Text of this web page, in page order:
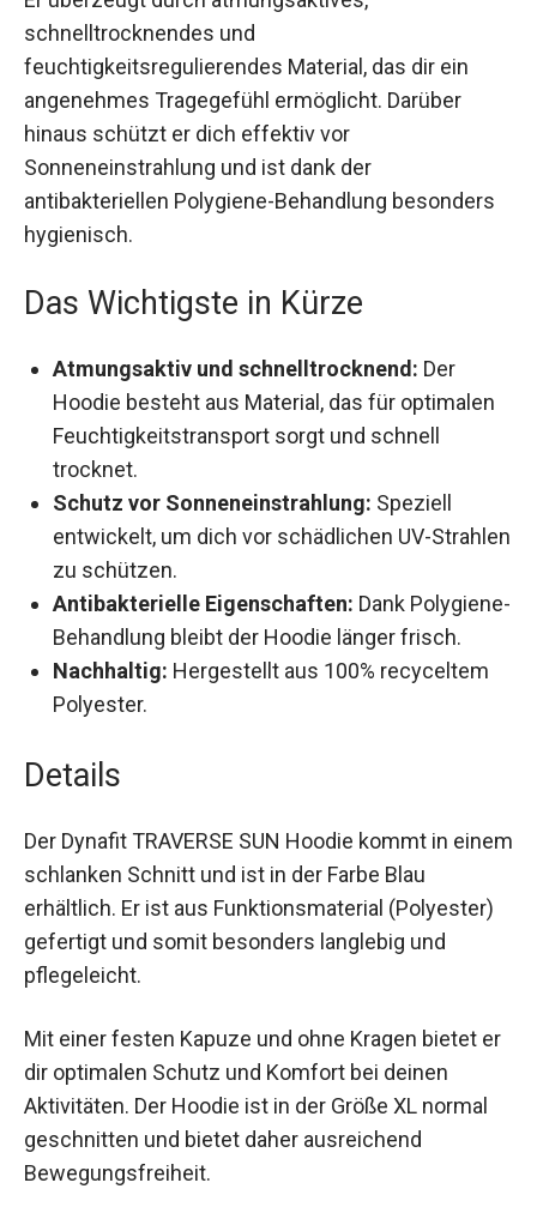
schnelltrocknendes und
feuchtigkeitsregulierendes Material, das dir ein
angenehmes Tragegefühl ermöglicht. Darüber
hinaus schützt er dich effektiv vor
Sonneneinstrahlung und ist dank der
antibakteriellen Polygiene-Behandlung besonders
hygienisch.
Das Wichtigste in Kürze
Hoodie besteht aus Material, das für optimalen
Feuchtigkeitstransport sorgt und schnell
trocknet.
Schutz vor Sonneneinstrahlung:
entwickelt, um dich vor schädlichen UV-
Strahlen zu schützen.
Antibakterielle Eigenschaften:
Polygiene-Behandlung bleibt der Hoodie
länger frisch.
Nachhaltig: Hergestellt aus 100% recyceltem
Polyester.
Details
Der Dynafit TRAVERSE SUN Hoodie kommt in
einem schlanken Schnitt und ist in der Farbe Blau
erhältlich. Er ist aus Funktionsmaterial (Polyester)
gefertigt und somit besonders langlebig und
pflegeleicht.
Mit einer festen Kapuze und ohne Kragen bietet
er dir optimalen Schutz und Komfort bei deinen
Aktivitäten. Der Hoodie ist in der Größe XL normal
geschnitten und bietet daher ausreichend
Bewegungsfreiheit.